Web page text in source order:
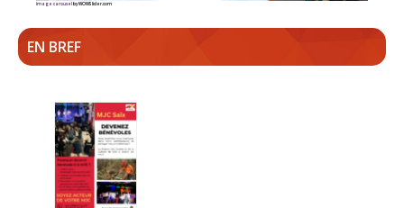
image carouselby WOWSlider.com
EN BREF